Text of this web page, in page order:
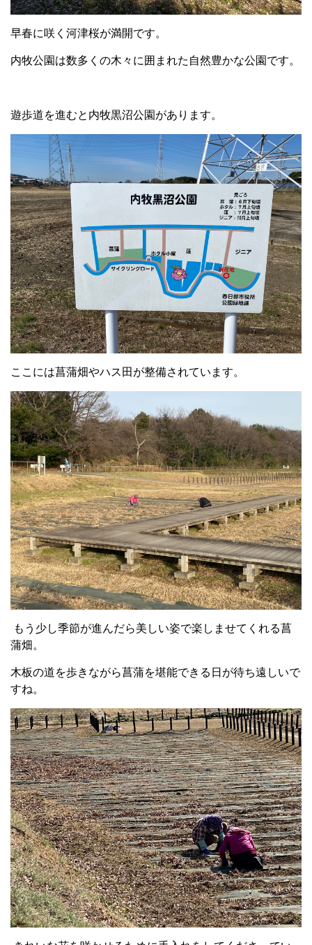
早春に咲く河津桜が満開です。
内牧公園は数多くの木々に囲まれた自然豊かな公園です。
遊歩道を進むと内牧黒沼公園があります。
ここには菖蒲畑やハス田が整備されています。
もう少し季節が進んだら美しい姿で楽しませてくれる菖
蒲畑。
木板の道を歩きながら菖蒲を堪能できる日が待ち遠しいで
すね。